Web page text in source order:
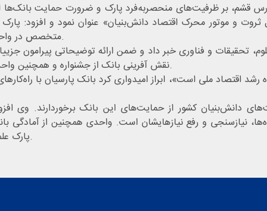
قشم، بر ظرفیت‌های منحصربه‌فرد پارک و ضرورت حمایت بانک‌ها
و موتور محرک اقتصاد دانش‌بنیان» عنوان نمود و افزود:
متخصص در واحدهای فناور و دانش بنیان عضو پارک شده است.
تحقیقات و فناوری خبر داد و ضمن ارائه توضیحاتی پیرامون
نقش آفرینی بانک از جشنواره و همچنین واحدهای فناور و دانش بنیان عضو پارک مطرح نمود.
اقتصاد ملی است»، ابراز امیدواری کرد بانک پارسیان با
بانک پارسیان قشم، اعلام کرد ۳۰ درصد شرکت‌های دانش‌بنیان کشور از حمایت‌های این بانک
نیازسنجی و رفع نیازهایشان است. واحدی همچنین از آمادگی
پارک علم و فناوری و برگزاری رویداد ملی «امید» خبر داد.